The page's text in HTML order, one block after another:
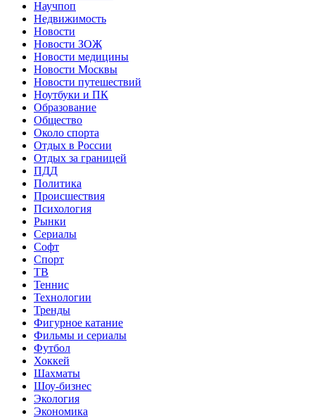
Научпоп
Недвижимость
Новости
Новости ЗОЖ
Новости медицины
Новости Москвы
Новости путешествий
Ноутбуки и ПК
Образование
Общество
Около спорта
Отдых в России
Отдых за границей
ПДД
Политика
Происшествия
Психология
Рынки
Сериалы
Софт
Спорт
ТВ
Теннис
Технологии
Тренды
Фигурное катание
Фильмы и сериалы
Футбол
Хоккей
Шахматы
Шоу-бизнес
Экология
Экономика